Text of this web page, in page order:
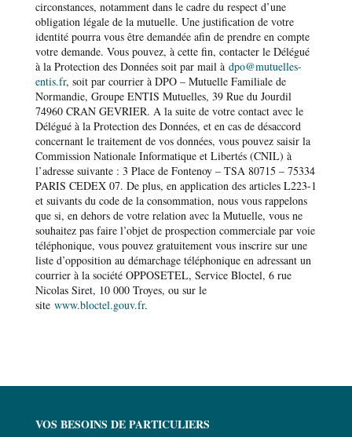
circonstances, notamment dans le cadre du respect d’une
obligation légale de la mutuelle. Une justification de votre
identité pourra vous être demandée afin de prendre en compte
votre demande. Vous pouvez, à cette fin, contacter le Délégué
à la Protection des Données soit par mail à dpo@mutuelles-
entis.fr, soit par courrier à DPO – Mutuelle Familiale de
Normandie, Groupe ENTIS Mutuelles, 39 Rue du Jourdil
74960 CRAN GEVRIER. A la suite de votre contact avec le
Délégué à la Protection des Données, et en cas de désaccord
concernant le traitement de vos données, vous pouvez saisir la
Commission Nationale Informatique et Libertés (CNIL) à
l’adresse suivante : 3 Place de Fontenoy – TSA 80715 – 75334
PARIS CEDEX 07. De plus, en application des articles L223-1
et suivants du code de la consommation, nous vous rappelons
que si, en dehors de votre relation avec la Mutuelle, vous ne
souhaitez pas faire l’objet de prospection commerciale par voie
téléphonique, vous pouvez gratuitement vous inscrire sur une
liste d’opposition au démarchage téléphonique en adressant un
courrier à la société OPPOSETEL, Service Bloctel, 6 rue
Nicolas Siret, 10 000 Troyes, ou sur le
site www.bloctel.gouv.fr.
VOS BESOINS DE PARTICULIERS